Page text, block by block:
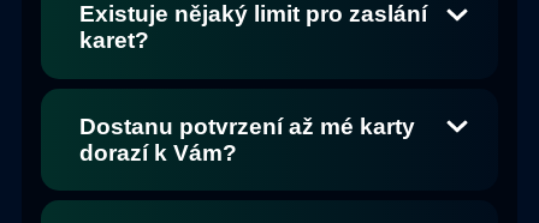
Existuje nějaký limit pro zaslání
karet?
Dostanu potvrzení až mé karty
dorazí k Vám?